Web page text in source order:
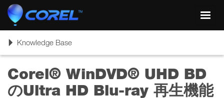
ToggleKnowledge Base
Corel® WinDVD® UHD BD
のUltra HD Blu-ray 再生機能